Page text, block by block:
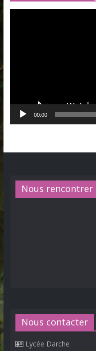
00:00
Nous rencontrer
Nous contacter
Lycée Darche